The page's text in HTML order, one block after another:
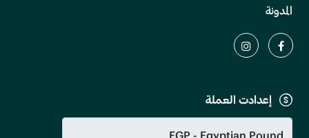
المدونة
إعدادت العملة